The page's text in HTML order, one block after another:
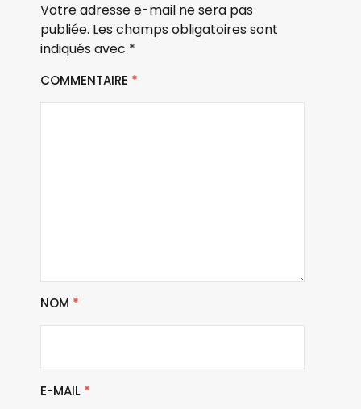
Votre adresse e-mail ne sera pas
publiée. Les champs obligatoires sont
indiqués avec *
COMMENTAIRE *
NOM *
E-MAIL *